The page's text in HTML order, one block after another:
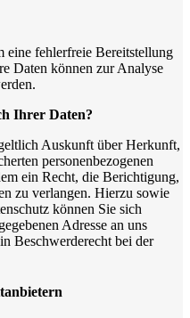
eine fehlerfreie Bereitstellung
Daten können zur Analyse
Ihrer Daten?
Auskunft über Herkunft,
personenbezogenen
ein Recht, die Berichtigung,
zu verlangen. Hierzu sowie
können Sie sich
Adresse an uns
Beschwerderecht bei der